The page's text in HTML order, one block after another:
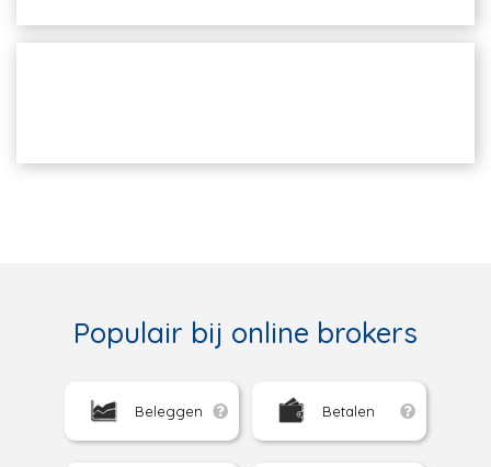
Populair bij online brokers
Beleggen Betalen